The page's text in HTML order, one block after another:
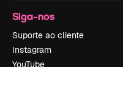
Siga-nos
Suporte ao cliente
Instagram
YouTube